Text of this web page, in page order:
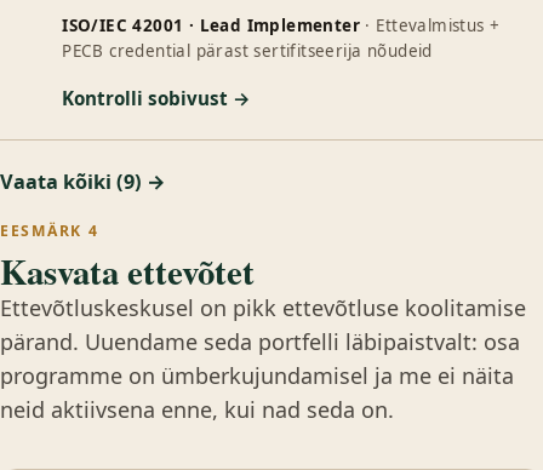
ISO/IEC 42001 · Lead Implementer · Ettevalmistus +
PECB credential pärast sertifitseerija nõudeid
Kontrolli sobivust →
Vaata kõiki (9) →
EESMÄRK 4
Kasvata ettevõtet
Ettevõtluskeskusel on pikk ettevõtluse koolitamise
pärand. Uuendame seda portfelli läbipaistvalt: osa
programme on ümberkujundamisel ja me ei näita
neid aktiivsena enne, kui nad seda on.